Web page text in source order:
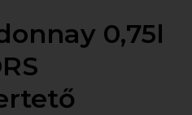
0,75l